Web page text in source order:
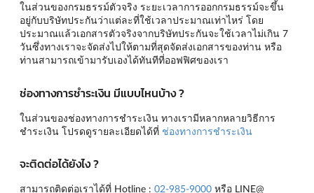
ในส่วนของกรมธรรม์ตัวจริง ระยะเวลาการออกกรมธรรม์จะขึ้น
อยู่กับบริษัทประกันว่าแต่ละที่ใช้เวลาประมาณเท่าไหร่ โดย
ประมาณแล้วเอกสารตัวจริงจากบริษัทประกันจะใช้เวลาไม่เกิน 7
วันซึ่งทางเราจะจัดส่งไปให้ตามที่สุดจัดส่งเอกสารของท่าน หรือ
ท่านสามารถเข้ามารับเองได้ทันทีที่ออฟฟิศของเรา
ช่องทางการชำระเงิน มีแบบไหนบ้าง ?
ในส่วนของช่องทางการชำระเงิน ทางเรามีหลากหลายวิธีการ
ชำระเงิน โปรดดูรายละเอียดได้ที่ ช่องทางการชำระเงิน
จะติดต่อได้ยังไง ?
สามารถติดต่อเราได้ที่ Hotline : 02-985-9000 หรือ LINE@